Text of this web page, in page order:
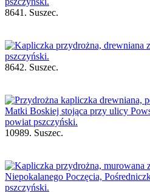
8641. Suszec.
8642. Suszec.
10989. Suszec.